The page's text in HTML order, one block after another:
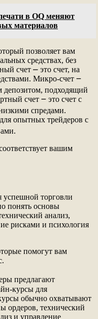
в OQ меняют
материалов
позволяет вам
средствах, без
счет ⎼ это счет, на
Микро-счет ౼
подходящий
счет ౼ это счет с
спредами.
опытных трейдеров с
вашим
торговли
понять основы
анализ,
рисками и психология
помогут вам
предлагают
курсы для
обычно охватывают
ордеров, технический
и управление